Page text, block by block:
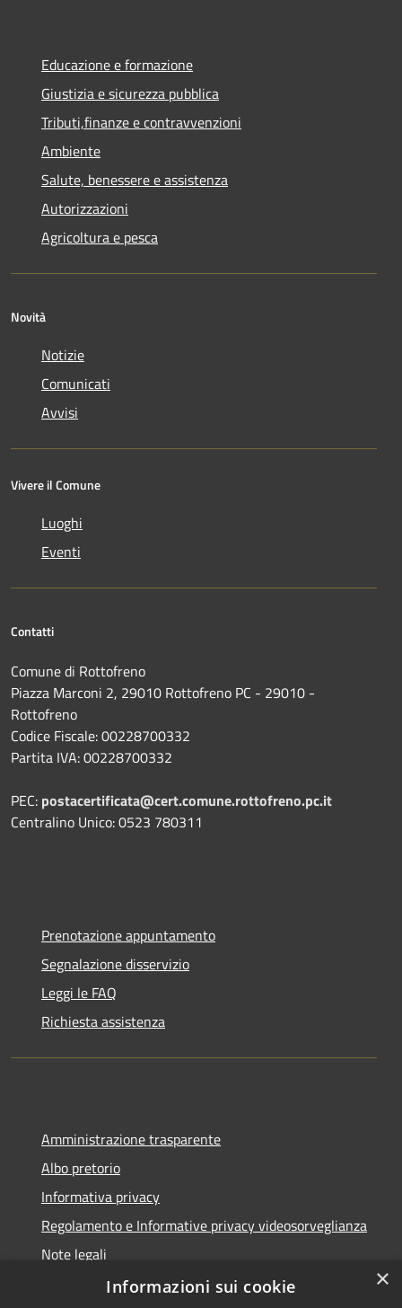
Educazione e formazione
Giustizia e sicurezza pubblica
Tributi,finanze e contravvenzioni
Ambiente
Salute, benessere e assistenza
Autorizzazioni
Agricoltura e pesca
Novità
Notizie
Comunicati
Avvisi
Vivere il Comune
Luoghi
Eventi
Contatti
Comune di Rottofreno
Piazza Marconi 2, 29010 Rottofreno PC - 29010 -
Rottofreno
Codice Fiscale: 00228700332
Partita IVA: 00228700332
PEC: postacertificata@cert.comune.rottofreno.pc.it
Centralino Unico: 0523 780311
Prenotazione appuntamento
Segnalazione disservizio
Leggi le FAQ
Richiesta assistenza
Amministrazione trasparente
Albo pretorio
Informativa privacy
Regolamento e Informative privacy videosorveglianza
Note legali
Dichiarazione di accessibilità
×
Informazioni sui cookie